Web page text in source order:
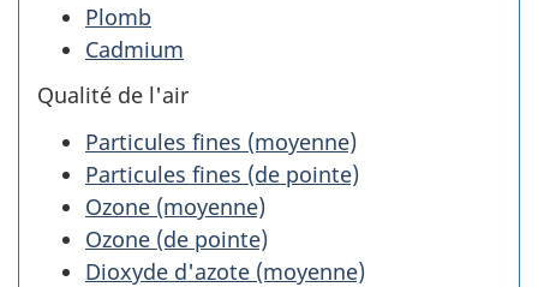
Plomb
Cadmium
Qualité de l'air
Particules fines (moyenne)
Particules fines (de pointe)
Ozone (moyenne)
Ozone (de pointe)
Dioxyde d'azote (moyenne)